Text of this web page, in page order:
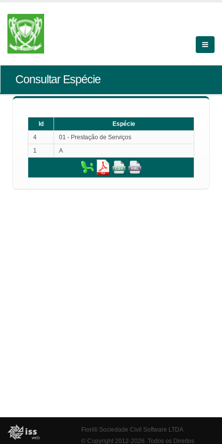
Consultar Espécie
Id
Espécie
4
01 - Prestação de Serviços
1
A
Fiorilli Sociedade Civil Software LTDA
© Copyright 2012-2026. Todos os Direitos